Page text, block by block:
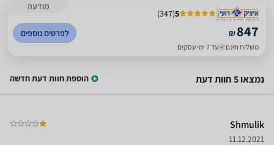
מודעה
5
(
347
)
₪847
משלוח חינם עד 7 ימי עסקים
לפרטים נוספים
נמצאו 5 חוות דעת הוספת חוות דעת חדשה
Shmulik
11.12.2021